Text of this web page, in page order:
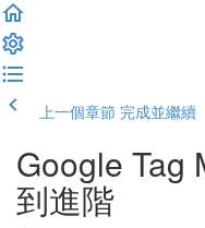
上一個章節 完成並繼續
Google Tag
到進階